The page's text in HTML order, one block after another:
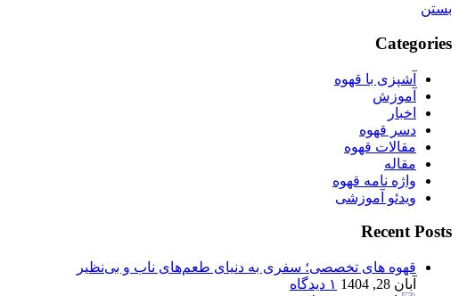
بستن
Categories
آشپزی با قهوه
آموزش
اخبار
دسر قهوه
مقالات قهوه
مقاله
واژه نامه قهوه
ویدئو آموزشی
Recent Posts
قهوه های تخصصی؛ سفری به دنیای طعم‌های ناب و بی‌نظیر
آبان 28, 1404
۱ دیدگاه